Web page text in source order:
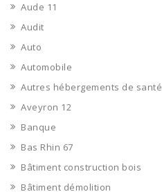
Aude 11
Audit
Auto
Automobile
Autres hébergements de santé
Aveyron 12
Banque
Bas Rhin 67
Bâtiment construction bois
Bâtiment démolition